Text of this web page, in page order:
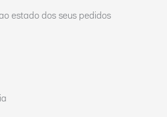
estado dos seus pedidos